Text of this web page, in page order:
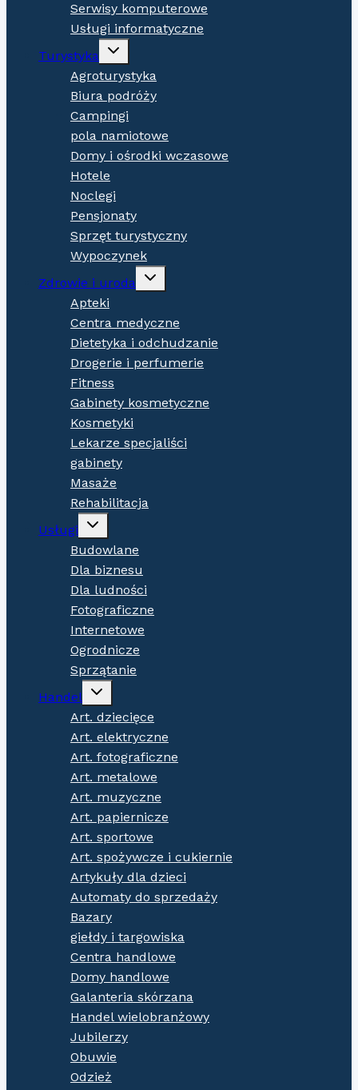
Serwisy komputerowe
Usługi informatyczne
Turystyka
Expand
Agroturystyka
Biura podróży
Campingi
pola namiotowe
Domy i ośrodki wczasowe
Hotele
Noclegi
Pensjonaty
Sprzęt turystyczny
Wypoczynek
Zdrowie i uroda
Expand
Apteki
Centra medyczne
Dietetyka i odchudzanie
Drogerie i perfumerie
Fitness
Gabinety kosmetyczne
Kosmetyki
Lekarze specjaliści
gabinety
Masaże
Rehabilitacja
Usługi
Expand
menu
Budowlane
Dla biznesu
Dla ludności
Fotograficzne
Internetowe
Ogrodnicze
Sprzątanie
Handel
Expand
menu
Art. dziecięce
Art. elektryczne
Art. fotograficzne
Art. metalowe
Art. muzyczne
Art. papiernicze
Art. sportowe
Art. spożywcze i cukiernie
Artykuły dla dzieci
Automaty do sprzedaży
Bazary
giełdy i targowiska
Centra handlowe
Domy handlowe
Galanteria skórzana
Handel wielobranżowy
Jubilerzy
Obuwie
Odzież